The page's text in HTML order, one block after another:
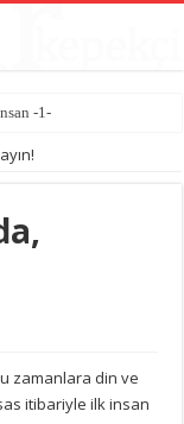
-1- -10-
zamanlara din ve
itibariyle ilk insan